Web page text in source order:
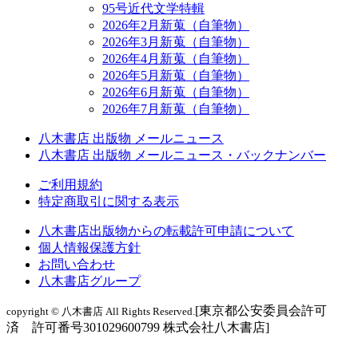
95号近代文学特輯
2026年2月新蒐（自筆物）
2026年3月新蒐（自筆物）
2026年4月新蒐（自筆物）
2026年5月新蒐（自筆物）
2026年6月新蒐（自筆物）
2026年7月新蒐（自筆物）
八木書店 出版物 メールニュース
八木書店 出版物 メールニュース・バックナンバー
ご利用規約
特定商取引に関する表示
八木書店出版物からの転載許可申請について
個人情報保護方針
お問い合わせ
八木書店グループ
copyright © 八木書店 All Rights Reserved.[東京都公安委員会許可
済 許可番号301029600799 株式会社八木書店]